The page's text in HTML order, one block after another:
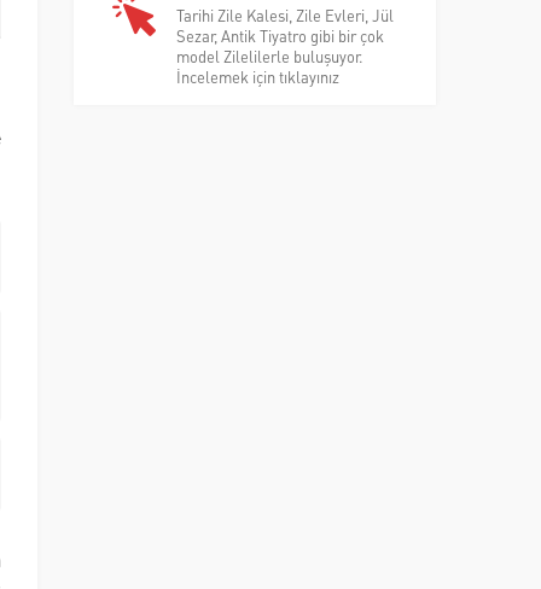
Tarihi Zile Kalesi, Zile Evleri, Jül
Sezar, Antik Tiyatro gibi bir çok
model Zilelilerle buluşuyor.
İncelemek için tıklayınız